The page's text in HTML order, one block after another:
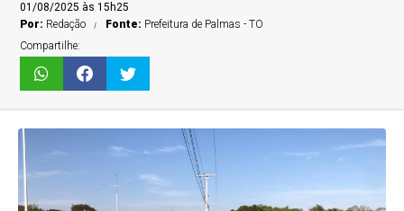
01/08/2025 às 15h25
Por: Redação Fonte: Prefeitura de Palmas - TO
Compartilhe: